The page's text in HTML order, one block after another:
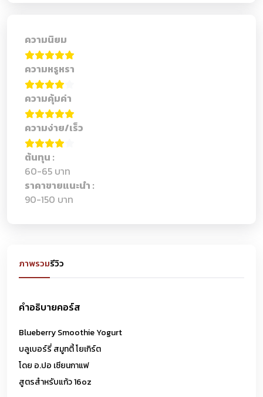
ภาพรวมรีวิว
คำอธิบายคอร์ส
Blueberry Smoothie Yogurt
บลูเบอร์รี่ สมูทตี้ โยเกิร์ต
โดย อ.ปอ เซียนกาแฟ
สูตรสำหรับแก้ว 16oz
ความนิยม
ความหรูหรา
ความคุ้มค่า
ความง่าย/เร็ว
ต้นทุน :
60-65 บาท
ราคาขายแนะนำ :
90-150 บาท